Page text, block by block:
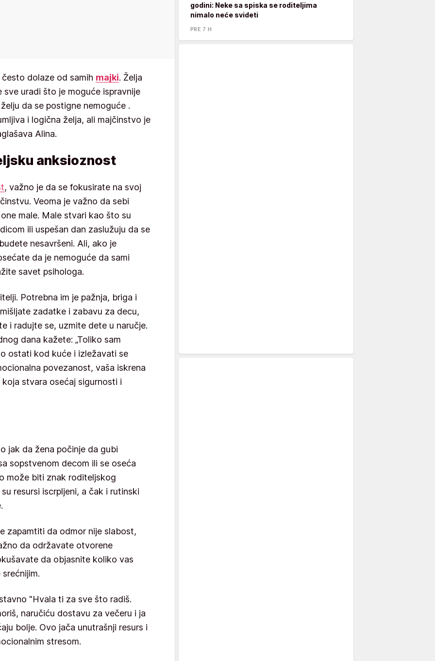
dolaze od samih majki. Želja
sve uradi što je moguće ispravnije
da se postigne nemoguće .
i logična želja, ali majčinstvo je
Alina.
anksioznost
, važno je da se fokusirate na svoj
Veoma je važno da sebi
male. Male stvari kao što su
ili uspešan dan zaslužuju da se
nesavršeni. Ali, ako je
da je nemoguće da sami
savet psihologa.
Potrebna im je pažnja, briga i
zadatke i zabavu za decu,
i radujte se, uzmite dete u naručje.
dana kažete: „Toliko sam
ostati kod kuće i izležavati se
povezanost, vaša iskrena
stvara osećaj sigurnosti i
jak da žena počinje da gubi
sopstvenom decom ili se oseća
može biti znak roditeljskog
resursi iscrpljeni, a čak i rutinski
zapamtiti da odmor nije slabost,
da održavate otvorene
da objasnite koliko vas
"Hvala ti za sve što radiš.
naručiću dostavu za večeru i ja
bolje. Ovo jača unutrašnji resurs i
stresom.
godini: Neke sa spiska se roditeljima
nimalo neće svideti
PRE 7 H